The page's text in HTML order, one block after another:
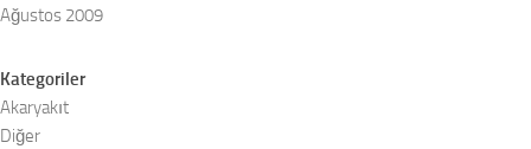
Ağustos 2009
Kategoriler
Akaryakıt
Diğer